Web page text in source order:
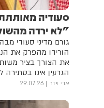
סעודיה מאותתת
"לא ירדה
גורם מדיני סעודי
הורידו מהפרק את
את הצורך בציר
הגרעין אינו בסתירה
אבי וידר 29.07.26